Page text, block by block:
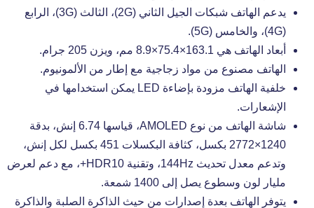
يدعم الهاتف شبكات الجيل الثاني (2G)، الثالث (3G)، الرابع
(4G)، والخامس (5G).
أبعاد الهاتف هي 163.1×75.4×8.9 مم، ويزن 205 جرام.
الهاتف مصنوع من مواد زجاجية مع إطار من الألمونيوم.
خلفية الهاتف مزودة بإضاءة LED يمكن استخدامها في
الإشعارات.
شاشة الهاتف من نوع AMOLED، قياسها 6.74 إنش، بدقة
1240×2772 بكسل، كثافة البكسلات 451 بكسل لكل إنش،
وتدعم معدل تحديث 144Hz، وتقنية HDR10+، مع دعم لعرض
مليار لون وسطوع يصل إلى 1400 شمعة.
يتوفر الهاتف بعدة إصدارات من حيث الذاكرة الصلبة والذاكرة